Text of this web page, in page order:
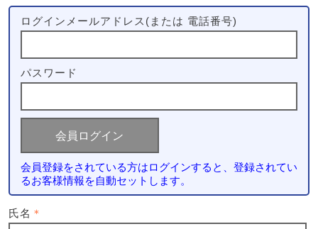
ログインメールアドレス(または 電話番号)
パスワード
会員登録をされている方はログインすると、登録されてい
るお客様情報を自動セットします。
氏名 ＊